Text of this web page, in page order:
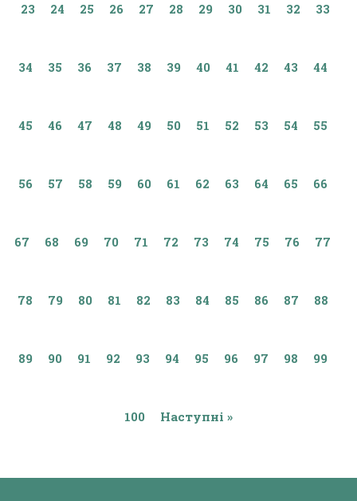
23 24 25 26 27 28 29 30 31 32 33
34 35 36 37 38 39 40 41 42 43 44
45 46 47 48 49 50 51 52 53 54 55
56 57 58 59 60 61 62 63 64 65 66
67 68 69 70 71 72 73 74 75 76 77
78 79 80 81 82 83 84 85 86 87 88
89 90 91 92 93 94 95 96 97 98 99
100 Наступні »